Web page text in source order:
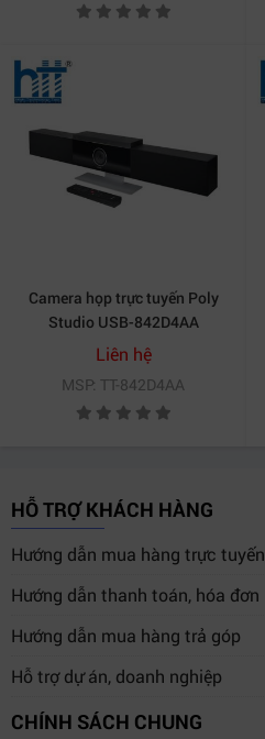
Camera họp trực tuyến Poly
Studio USB-842D4AA
Liên hệ
MSP: TT-842D4AA
HỖ TRỢ KHÁCH HÀNG
Hướng dẫn mua hàng trực tuyến
Hướng dẫn thanh toán, hóa đơn
Hướng dẫn mua hàng trả góp
Hỗ trợ dự án, doanh nghiệp
CHÍNH SÁCH CHUNG